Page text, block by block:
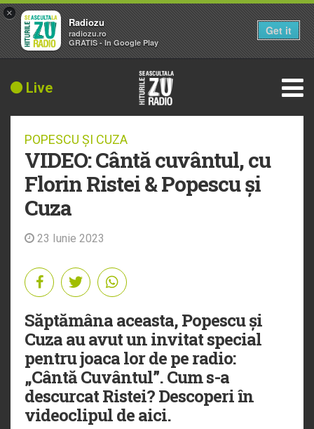
Live
POPESCU ȘI CUZA
VIDEO: Cântă cuvântul, cu
Florin Ristei & Popescu și
Cuza
23 Iunie 2023
Săptămâna aceasta, Popescu și
Cuza au avut un invitat special
pentru joaca lor de pe radio:
„Cântă Cuvântul”. Cum s-a
descurcat Ristei? Descoperi în
videoclipul de aici.
×
Radiozu
radiozu.ro
GRATIS - In Google Play
Get it